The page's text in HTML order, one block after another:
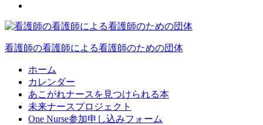
テ
ン
ツ
(Enter
看護師の看護師による看護師のための団体
ホーム
カレンダー
あこがれナースを見つけられる本
未来ナースプロジェクト
One Nurse参加申し込みフォーム